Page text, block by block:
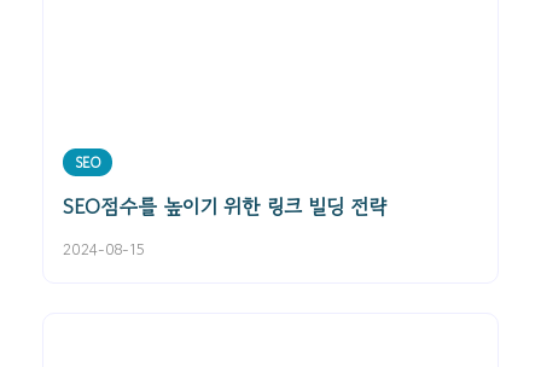
SEO
SEO점수를 높이기 위한 링크 빌딩 전략
2024-08-15